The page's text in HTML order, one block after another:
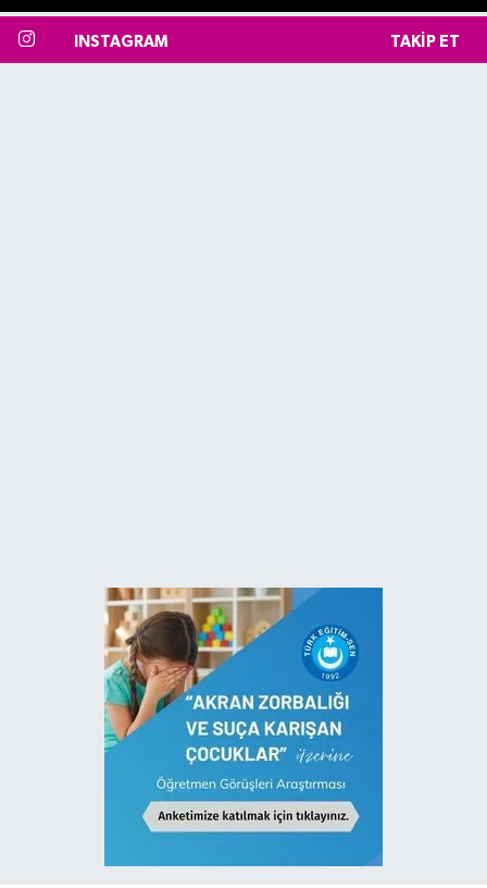
INSTAGRAM TAKIP ET